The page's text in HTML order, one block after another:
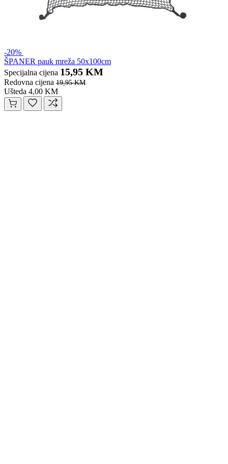
-20%
ŠPANER pauk mreža 50x100cm
Specijalna cijena 15,95 KM
Redovna cijena 19,95 KM
Ušteda 4,00 KM